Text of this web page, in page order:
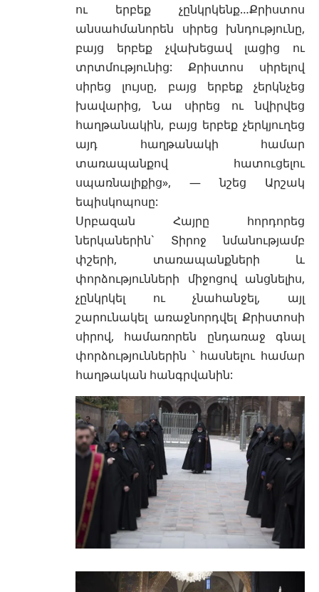
ու երբեք չընկրկենք…Քրիստոս
անսահմանորեն սիրեց խնդությունը,
բայց երբեք չվախեցավ լացից ու
տրտմությունից: Քրիստոս սիրելով
սիրեց լույսը, բայց երբեք չերկնչեց
խավարից, Նա սիրեց ու նվիրվեց
հաղթանակին, բայց երբեք չերկյուղեց
այդ հաղթանակի համար
տառապանքով հատուցելու
սպառնալիքից», — նշեց Արշակ
եպիսկոպոսը:
Սրբազան Հայրը հորդորեց
ներկաներին` Տիրոջ նմանությամբ
փշերի, տառապանքների և
փորձությունների միջոցով անցնելիս,
չընկրկել ու չնահանջել, այլ
շարունակել առաջնորդվել Քրիստոսի
սիրով, համառորեն ընդառաջ գնալ
փորձություններին ՝ հասնելու համար
հաղթական հանգրվանին: